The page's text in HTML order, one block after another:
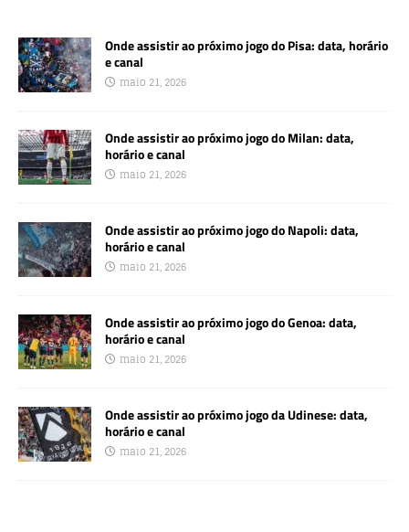
Onde assistir ao próximo jogo do Pisa: data, horário
e canal
maio 21, 2026
Onde assistir ao próximo jogo do Milan: data,
horário e canal
maio 21, 2026
Onde assistir ao próximo jogo do Napoli: data,
horário e canal
maio 21, 2026
Onde assistir ao próximo jogo do Genoa: data,
horário e canal
maio 21, 2026
Onde assistir ao próximo jogo da Udinese: data,
horário e canal
maio 21, 2026